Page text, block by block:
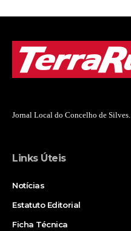
Jornal Local do Concelho de Silves.
Links Úteis
Notícias
Estatuto Editorial
Ficha Técnica